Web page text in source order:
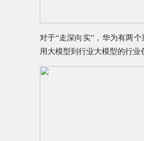
对于“走深向实”，华为有两
用大模型到行业大模型的行业